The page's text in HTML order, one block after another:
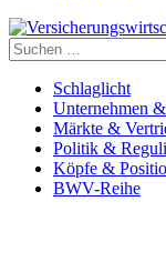
Suche
nach:
Schlaglicht
Unternehmen
Märkte &
Politik &
Köpfe &
BWV-Reihe